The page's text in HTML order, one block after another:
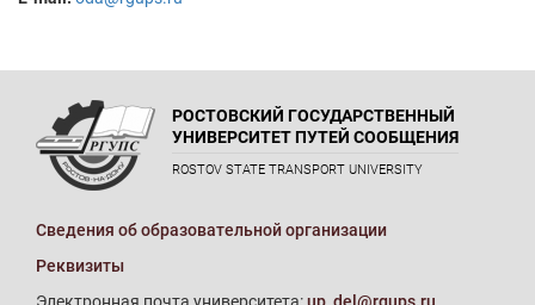
РОСТОВСКИЙ ГОСУДАРСТВЕННЫЙ
УНИВЕРСИТЕТ ПУТЕЙ СООБЩЕНИЯ
ROSTOV STATE TRANSPORT UNIVERSITY
Сведения об образовательной организации
Реквизиты
Электронная почта университета:up_del@rgups.ru